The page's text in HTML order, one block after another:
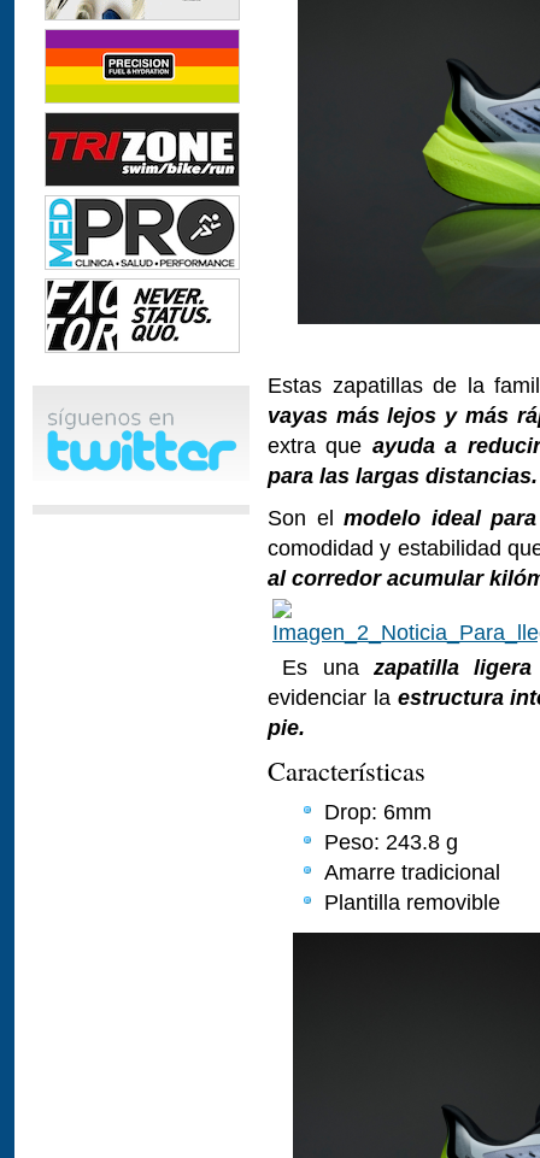
Estas zapatillas de la
vayas más lejos y más
extra que ayuda a
para las largas distancias.
Son el modelo ideal
comodidad y estabilidad
al corredor acumular
Es unazapatilla
evidenciar la estructura
pie.
Características
Drop: 6mm
Peso: 243.8 g
Amarre tradicional
Plantilla removible